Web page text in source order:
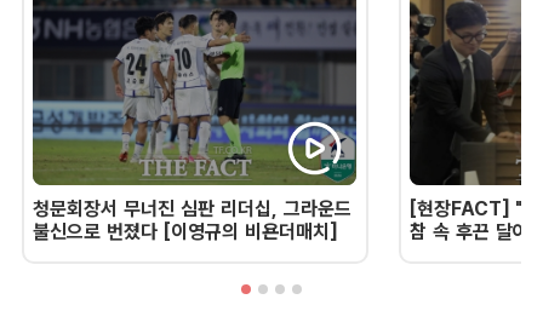
청문회장서 무너진 심판 리더십, 그라운드
불신으로 번졌다 [이영규의 비욘더매치]
[현장FACT] "한
참 속 후끈 달아